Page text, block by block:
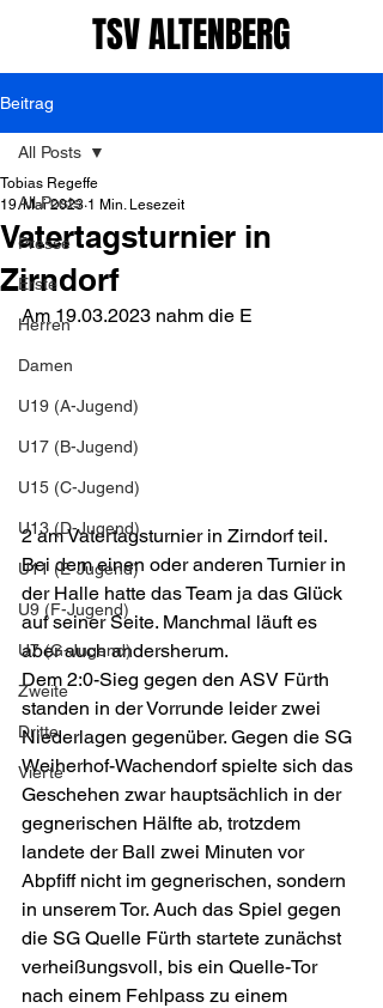
TSV ALTENBERG
Beitrag
All Posts
Presse
Erste
Herren
Damen
U19 (A-Jugend)
U17 (B-Jugend)
U15 (C-Jugend)
U13 (D-Jugend)
U11 (E-Jugend)
U9 (F-Jugend)
U7 (G-Jugend)
Zweite
Dritte
Vierte
All Posts
Vatertagsturnier in
Zirndorf
Tobias Regeffe
19. Mai 2023 1 Min. Lesezeit
Am 19.03.2023 nahm die E
2 am Vatertagsturnier in Zirndorf teil.
Bei dem einen oder anderen Turnier in
der Halle hatte das Team ja das Glück
auf seiner Seite. Manchmal läuft es
aber auch andersherum.
Dem 2:0-Sieg gegen den ASV Fürth
standen in der Vorrunde leider zwei
Niederlagen gegenüber. Gegen die SG
Weiherhof-Wachendorf spielte sich das
Geschehen zwar hauptsächlich in der
gegnerischen Hälfte ab, trotzdem
landete der Ball zwei Minuten vor
Abpfiff nicht im gegnerischen, sondern
in unserem Tor. Auch das Spiel gegen
die SG Quelle Fürth startete zunächst
verheißungsvoll, bis ein Quelle-Tor
nach einem Fehlpass zu einem